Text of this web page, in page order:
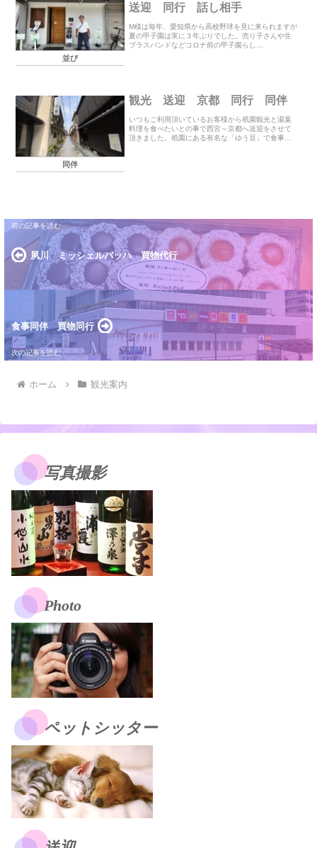
並び
送迎 同行 話し相手
M様は毎年、愛知県から高校野球を見に来られますが
夏の甲子園は実に３年ぶりでした。売り子さんや生
ブラスバンドなどコロナ前の甲子園らし
同伴
観光 送迎 京都 同行 同伴
いつもご利用頂いているお客様から祇園観光と湯葉
料理を食べたいとの事で西宮～京都へ送迎をさせて
頂きました。祇園にある有名な「ゆう豆」で食事を
夙川 ミッシェルバッハ 買物代行
食事同伴 買物同行
ホーム 観光案内
写真撮影
Photo
ペットシッター